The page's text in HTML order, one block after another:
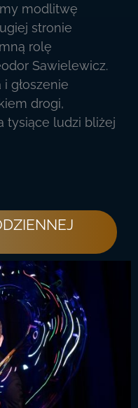
modlitwę
stronie
rolę
Sawielewicz.
głoszenie
drogi,
tysiące ludzi bliżej